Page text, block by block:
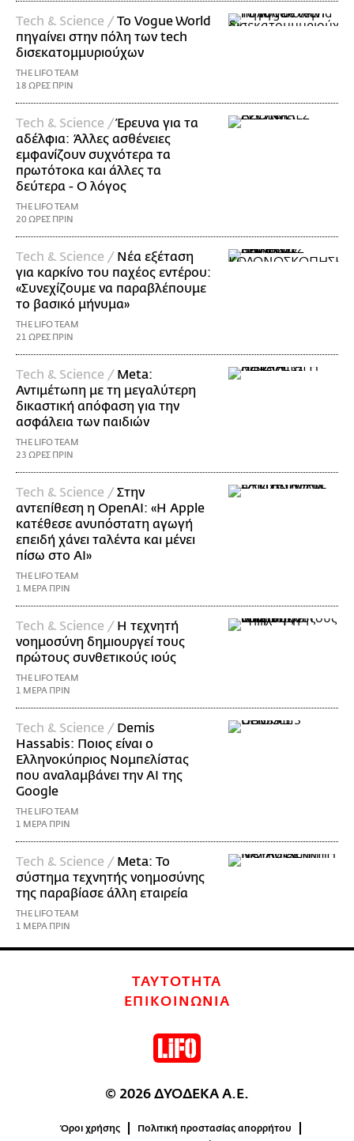
Τech & Science / Το Vogue World
πηγαίνει στην πόλη των tech
δισεκατομμυριούχων
THE LIFO TEAM
18 ΩΡΕΣ ΠΡΙΝ
Τech & Science /Έρευνα για τα
αδέλφια: Άλλες ασθένειες
εμφανίζουν συχνότερα τα
πρωτότοκα και άλλες τα
δεύτερα - Ο λόγος
THE LIFO TEAM
20 ΩΡΕΣ ΠΡΙΝ
Τech & Science / Νέα εξέταση
για καρκίνο του παχέος εντέρου:
«Συνεχίζουμε να παραβλέπουμε
το βασικό μήνυμα»
THE LIFO TEAM
21 ΩΡΕΣ ΠΡΙΝ
Τech & Science / Meta:
Αντιμέτωπη με τη μεγαλύτερη
δικαστική απόφαση για την
ασφάλεια των παιδιών
THE LIFO TEAM
23 ΩΡΕΣ ΠΡΙΝ
Τech & Science / Στην
αντεπίθεση η OpenAI: «Η Apple
κατέθεσε ανυπόστατη αγωγή
επειδή χάνει ταλέντα και μένει
πίσω στο AI»
THE LIFO TEAM
1 ΜΕΡΑ ΠΡΙΝ
Τech & Science / Η τεχνητή
νοημοσύνη δημιουργεί τους
πρώτους συνθετικούς ιούς
THE LIFO TEAM
1 ΜΕΡΑ ΠΡΙΝ
Τech & Science / Demis
Hassabis: Ποιος είναι ο
Ελληνοκύπριος Νομπελίστας
που αναλαμβάνει την AI της
Google
THE LIFO TEAM
1 ΜΕΡΑ ΠΡΙΝ
Τech & Science / Meta: Το
σύστημα τεχνητής νοημοσύνης
της παραβίασε άλλη εταιρεία
THE LIFO TEAM
1 ΜΕΡΑ ΠΡΙΝ
ΤΑΥΤΟΤΗΤΑ
ΕΠΙΚΟΙΝΩΝΙΑ
© 2026 ΔΥΟΔΕΚΑ Α.Ε.
Όροι χρήσης
Πολιτική προστασίας απορρήτου